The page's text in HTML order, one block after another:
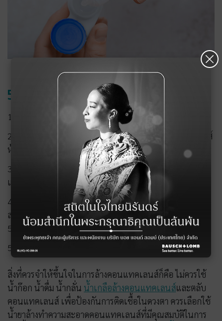
×
5 ขั้นตอนล้างตลับคอนแทคเลนส์
1)
- เทน้ำยาแช่คอนแทคเลนส์เก่าจากตลับออกให้หมด
2)
- ล้างตลับคอนแทคเลนส์ด้วยน้ำยาล้างคอนแทคเลนส์
ห้ามใช้น้ำก๊อกหรือน้ำดื่มขวดเด็ดขาด
3)
- ถูด้านในตลับคอนแทคเลนส์ อย่าลืมล้างมือให้สะอาด
และเช็ดให้แห้งก่อนถูทุกครั้ง
4)
- เป่าตลับคอนแทคเลนส์ให้แห้งหรือคว่ำไว้ให้แห้ง
สนิท นานๆ ครั้งควรเอาตลับคอนแทคเลนส์มาต้มน้ำร้อน 4 –
5 นาที
5)เปลี่ยน - เปลี่ยนตลับเก็บคอนแทคเลนส์ทุกเดือน
สิ่งที่ควรจำให้ขึ้นใจในการล้างคอนแทคเลนส์ก็คือ ไม่ควรใช้
น้ำก๊อก น้ำดื่ม น้ำกลั่น น้ำเกลือล้างคอนแทคเลนส์และตลับ
คอนแทคเลนส์ เพื่อป้องกันการติดเชื้อในดวงตา ควรเลือกใช้
น้ำยาล้างทำความสะอาดคอนแทคเลนส์ที่มีคุณสมบัติในการ